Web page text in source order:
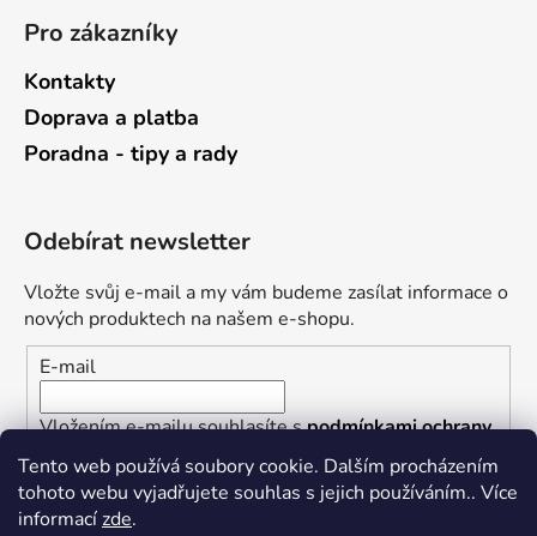
Tento web používá soubory cookie. Dalším procházením
tohoto webu vyjadřujete souhlas s jejich používáním.. Více
informacízde.
Pro zákazníky
Kontakty
Doprava a platba
Poradna - tipy a rady
Odebírat newsletter
Vložte svůj e-mail a my vám budeme zasílat informace o
nových produktech na našem e-shopu.
E-mail
Vložením e-mailu souhlasíte spodmínkami ochrany
osobních údajů
PŘIHLÁSIT SE